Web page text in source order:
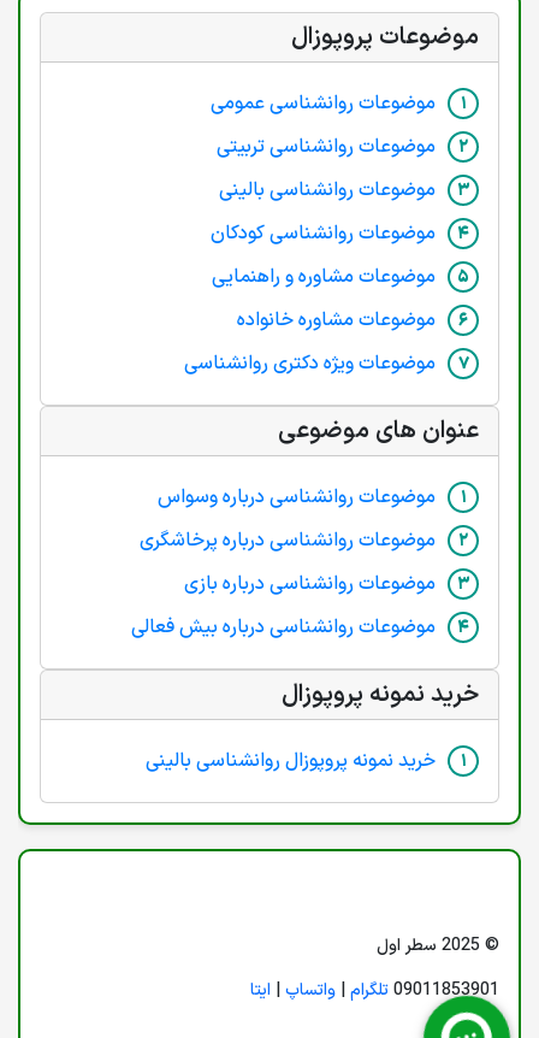
موضوعات پروپوزال
موضوعات روانشناسی عمومی
موضوعات روانشناسی تربیتی
موضوعات روانشناسی بالینی
موضوعات روانشناسی کودکان
موضوعات مشاوره و راهنمایی
موضوعات مشاوره خانواده
موضوعات ویژه دکتری روانشناسی
عنوان های موضوعی
موضوعات روانشناسی درباره وسواس
موضوعات روانشناسی درباره پرخاشگری
موضوعات روانشناسی درباره بازی
موضوعات روانشناسی درباره بیش فعالی
خرید نمونه پروپوزال
خرید نمونه پروپوزال روانشناسی بالینی
© 2025 سطر اول
09011853901تلگرام واتساپ ایتا